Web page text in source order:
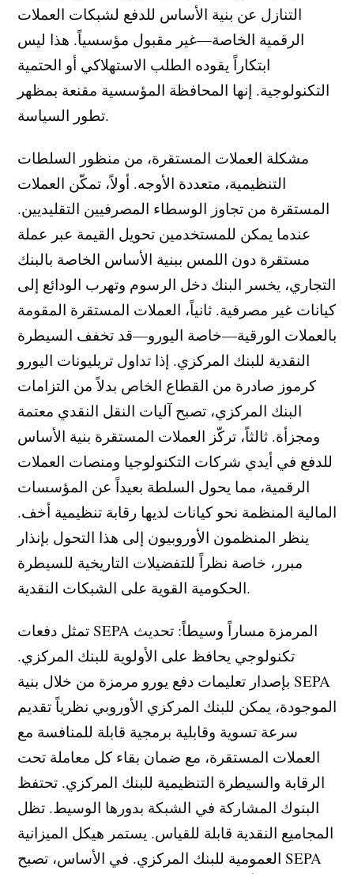
التنازل عن بنية الأساس للدفع لشبكات العملات
الرقمية الخاصة—غير مقبول مؤسسياً. هذا ليس
ابتكاراً يقوده الطلب الاستهلاكي أو الحتمية
التكنولوجية. إنها المحافظة المؤسسية مقنعة بمظهر
تطور السياسة.
مشكلة العملات المستقرة، من منظور السلطات
التنظيمية، متعددة الأوجه. أولاً، تمكّن العملات
المستقرة من تجاوز الوسطاء المصرفيين التقليديين.
عندما يمكن للمستخدمين تحويل القيمة عبر عملة
مستقرة دون اللمس ببنية الأساس الخاصة بالبنك
التجاري، يخسر البنك دخل الرسوم وتهرب الودائع إلى
كيانات غير مصرفية. ثانياً، العملات المستقرة المقومة
بالعملات الورقية—خاصة اليورو—قد تخفف السيطرة
النقدية للبنك المركزي. إذا تداول تريليونات اليورو
كرموز صادرة من القطاع الخاص بدلاً من التزامات
البنك المركزي، تصبح آليات النقل النقدي معتمة
ومجزأة. ثالثاً، تركّز العملات المستقرة بنية الأساس
للدفع في أيدي شركات التكنولوجيا ومنصات العملات
الرقمية، مما يحول السلطة بعيداً عن المؤسسات
المالية المنظمة نحو كيانات لديها رقابة تنظيمية أخف.
ينظر المنظمون الأوروبيون إلى هذا التحول بإنذار
مبرر، خاصة نظراً للتفضيلات التاريخية للسيطرة
الحكومية القوية على الشبكات النقدية.
تمثل دفعات SEPA المرمزة مساراً وسيطاً: تحديث
تكنولوجي يحافظ على الأولوية للبنك المركزي.
بإصدار تعليمات دفع يورو مرمزة من خلال بنية SEPA
الموجودة، يمكن للبنك المركزي الأوروبي نظرياً تقديم
سرعة تسوية وقابلية برمجية قابلة للمنافسة مع
العملات المستقرة، مع ضمان بقاء كل معاملة تحت
الرقابة والسيطرة التنظيمية للبنك المركزي. تحتفظ
البنوك المشاركة في الشبكة بدورها الوسيط. تظل
المجاميع النقدية قابلة للقياس. يستمر هيكل الميزانية
العمومية للبنك المركزي. في الأساس، تصبح SEPA